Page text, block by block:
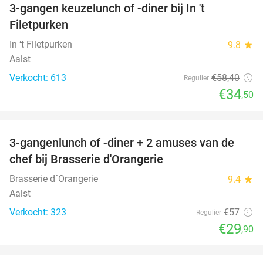
3-gangen keuzelunch of -diner bij In 't
Filetpurken
In ‘t Filetpurken 9.8 star
Aalst
Verkocht: 613
Regulier €58,40
€34,50
48%
3-gangenlunch of -diner + 2 amuses van de
chef bij Brasserie d'Orangerie
Brasserie d´Orangerie 9.4 star
Aalst
Verkocht: 323
Regulier €57
€29,90